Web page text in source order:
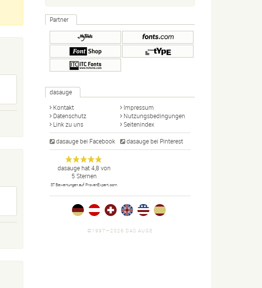
Partner
dasauge
Kontakt
Impressum
Datenschutz
Nutzungsbedingungen
Link zu uns
Seitenindex
dasauge bei Facebook dasauge bei Pinterest
dasauge
Designer,
Fotografen,
Agenturen,
Portfolios
und Jobs.
Anonym
dasaugehat4,8 von
5 Sternen
37 Bewertungen auf ProvenExpert.com
©1997—2026 DAS AUGE